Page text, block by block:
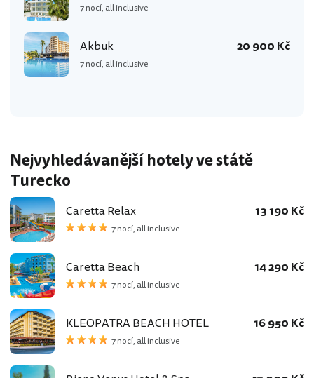
7 nocí, all inclusive
Akbuk
7 nocí, all inclusive
20 900 Kč
Nejvyhledávanější hotely ve státě
Turecko
Caretta Relax
7 nocí, all inclusive
13 190 Kč
Caretta Beach
7 nocí, all inclusive
14 290 Kč
KLEOPATRA BEACH HOTEL
7 nocí, all inclusive
16 950 Kč